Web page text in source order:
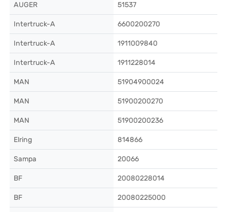
AUGER 51537
Intertruck-A 6600200270
Intertruck-A 1911009840
Intertruck-A 1911228014
MAN 51904900024
MAN 51900200270
MAN 51900200236
Elring 814866
Sampa 20066
BF 20080228014
BF 20080225000